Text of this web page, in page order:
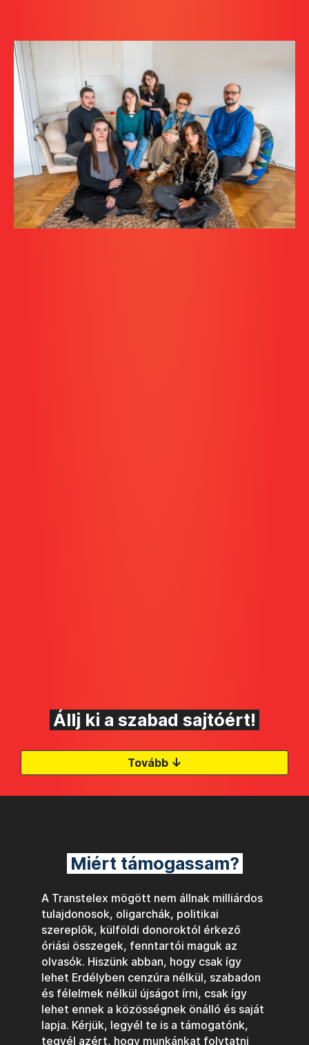
Állj ki a szabad sajtóért!
Tovább ↓
Miért támogassam?
A Transtelex mögött nem állnak milliárdos
tulajdonosok, oligarchák, politikai
szereplők, külföldi donoroktól érkező
óriási összegek, fenntartói maguk az
olvasók. Hiszünk abban, hogy csak így
lehet Erdélyben cenzúra nélkül, szabadon
és félelmek nélkül újságot írni, csak így
lehet ennek a közösségnek önálló és saját
lapja. Kérjük, legyél te is a támogatónk,
tegyél azért, hogy munkánkat folytatni